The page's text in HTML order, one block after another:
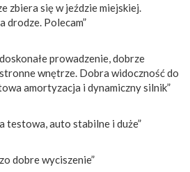
zbiera się w jeździe miejskiej.
drodze. Polecam”
prowadzenie, dobrze
wnętrze. Dobra widoczność do
amortyzacja i dynamiczny silnik”
testowa, auto stabilne i duże”
dobre wyciszenie”